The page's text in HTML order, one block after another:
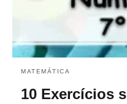
MATEMÁTICA
10 Exercícios